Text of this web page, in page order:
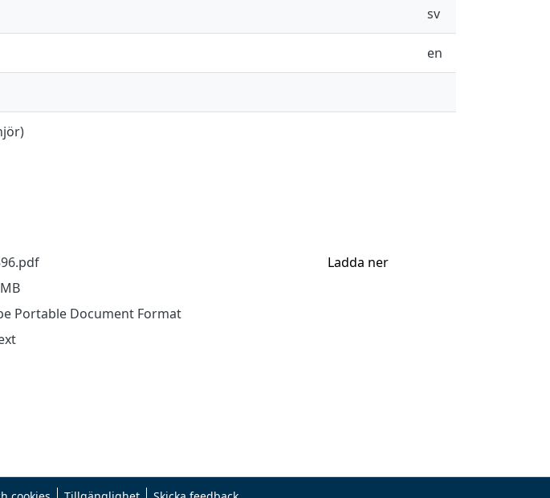
sv
en
Portable Document Format
Ladda ner